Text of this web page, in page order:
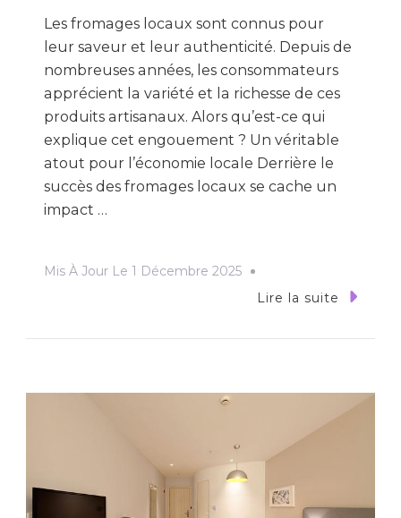
Les fromages locaux sont connus pour
leur saveur et leur authenticité. Depuis de
nombreuses années, les consommateurs
apprécient la variété et la richesse de ces
produits artisanaux. Alors qu’est-ce qui
explique cet engouement ? Un véritable
atout pour l’économie locale Derrière le
succès des fromages locaux se cache un
impact …
Mis À Jour Le 1 Décembre 2025
Lire la suite